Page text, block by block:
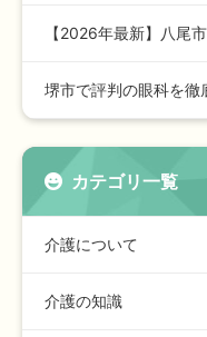
カテゴリ一覧
介護について
介護の知識